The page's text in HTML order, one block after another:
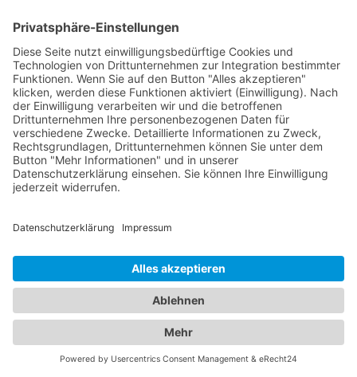
Schäden, die während des Abschleppvorgangs
entstanden sein könnten. Dokumentieren Sie
gegebenenfalls Schäden und melden Sie diese
dem Abschleppdienst. Es ist wichtig, sich bei
Fragen direkt an den Abschleppdienst zu wenden,
da die genauen Abläufe und Vorgehensweisen je
nach lokalen Vorschriften und Abschleppdiensten
variieren können.
Abschleppdienste und Hotels:
Ein umfassendes Angebot für
In unserem umfassenden Branchenportal finden
Sie nicht nur alle Informationen rund um
zuverlässige Abschleppdienste, sondern auch
detaillierte Einblicke in erstklassige Hotels. Wir
bieten Ihnen eine vielseitige Plattform, um sowohl
Ihre Mobilität im Straßenverkehr als auch Ihren